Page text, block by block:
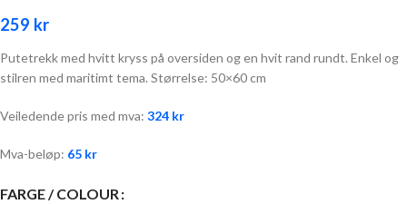
259 kr
Putetrekk med hvitt kryss på oversiden og en hvit rand rundt. Enkel og
stilren med maritimt tema. Størrelse: 50×60 cm
Veiledende pris med mva: 324 kr
Mva-beløp: 65 kr
FARGE / COLOUR